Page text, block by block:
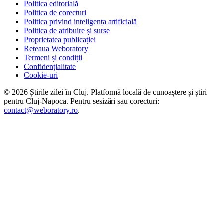
Politica editorială
Politica de corecturi
Politica privind inteligența artificială
Politica de atribuire și surse
Proprietatea publicației
Rețeaua Weboratory
Termeni și condiții
Confidențialitate
Cookie-uri
© 2026 Știrile zilei în Cluj. Platformă locală de cunoaștere și știri
pentru Cluj-Napoca. Pentru sesizări sau corecturi:
contact@weboratory.ro.